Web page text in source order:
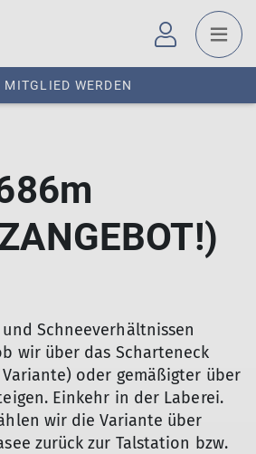
MITGLIED WERDEN
Schneeverhältnissen
wir über das Scharteneck
oder gemäßigter über
Einkehr in der Laberei.
wir die Variante über
zurück zur Talstation bzw.